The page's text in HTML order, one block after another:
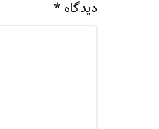
دیدگاه *